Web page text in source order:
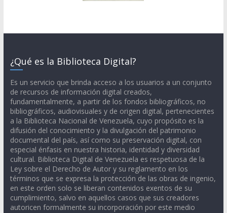
¿Qué es la Biblioteca Digital?
Es un servicio que brinda acceso a los usuarios a un conjunto
de recursos de información digital creados,
fundamentalmente, a partir de los fondos bibliográficos, no
bibliográficos, audiovisuales y de origen digital, pertenecientes
a la Biblioteca Nacional de Venezuela, cuyo propósito es la
difusión del conocimiento y la divulgación del patrimonio
documental del país, así como su preservación digital, con
especial énfasis en nuestra historia, identidad y diversidad
cultural. Biblioteca Digital de Venezuela es respetuosa de la
Ley sobre el Derecho de Autor y su reglamento en los
términos que se expresa la protección de las obras de ingenio,
en este orden solo se liberan contenidos exentos de su
cumplimiento, salvo en aquellos casos que sus creadores
autoricen formalmente su incorporación por este medio